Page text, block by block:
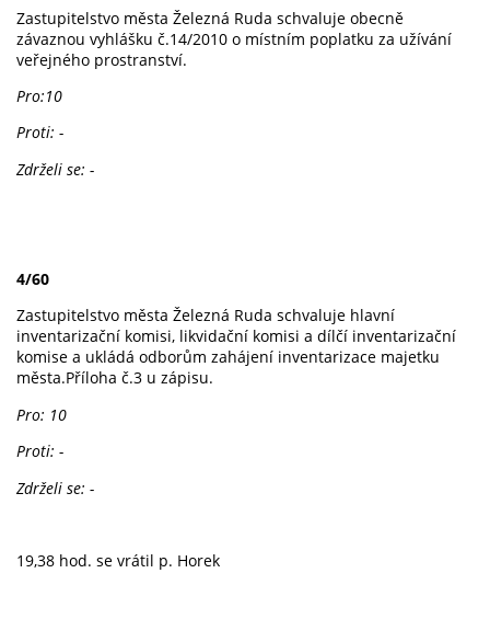
Zastupitelstvo města Železná Ruda schvaluje obecně
závaznou vyhlášku č.14/2010 o místním poplatku za užívání
veřejného prostranství.
Pro:10
Proti: -
Zdrželi se: -
4/60
Zastupitelstvo města Železná Ruda schvaluje hlavní
inventarizační komisi, likvidační komisi a dílčí inventarizační
komise a ukládá odborům zahájení inventarizace majetku
města.Příloha č.3 u zápisu.
Pro: 10
Proti: -
Zdrželi se: -
19,38 hod. se vrátil p. Horek